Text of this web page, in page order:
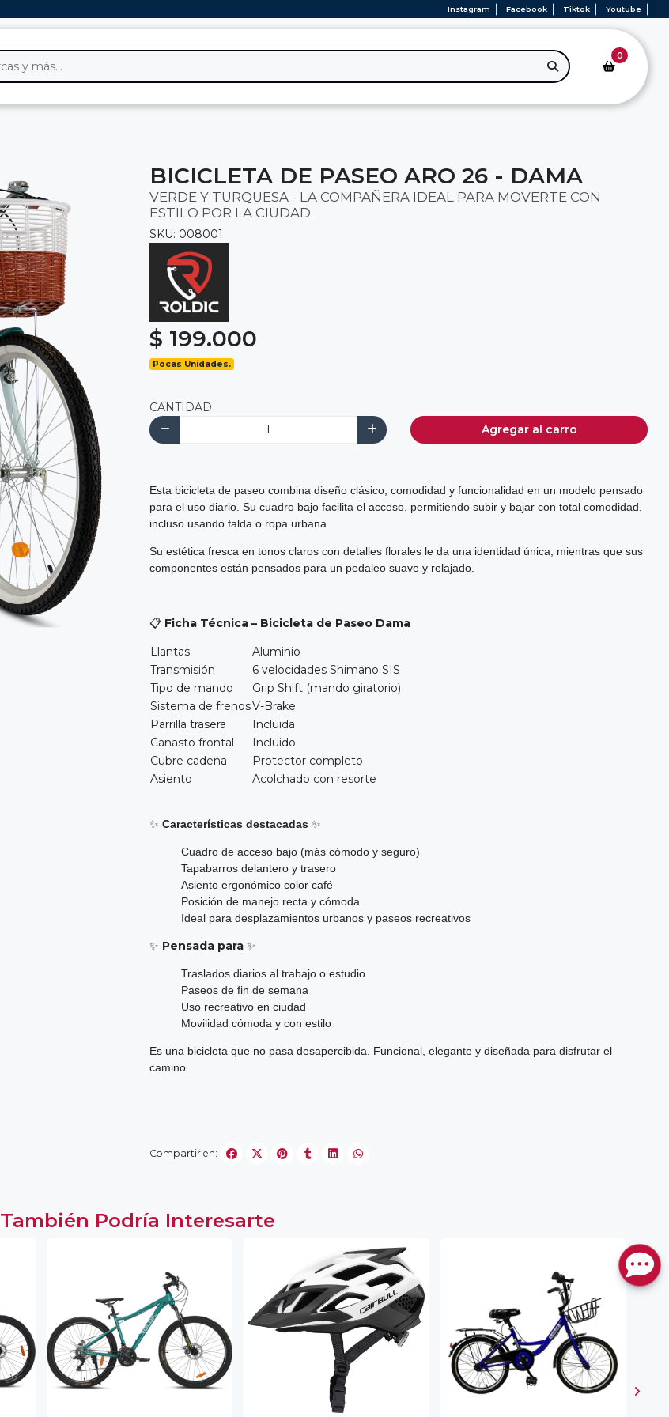
Instagram Facebook Tiktok Youtube
0
BICICLETA DE PASEO ARO 26 - DAMA
VERDE Y TURQUESA - LA COMPAÑERA IDEAL PARA MOVERTE CON
ESTILO POR LA CIUDAD.
SKU: 008001
$ 199.000
Pocas Unidades.
CANTIDAD
Agregar al carro
Esta bicicleta de paseo combina diseño clásico, comodidad y funcionalidad en un modelo pensado
para el uso diario. Su cuadro bajo facilita el acceso, permitiendo subir y bajar con total comodidad,
incluso usando falda o ropa urbana.
Su estética fresca en tonos claros con detalles florales le da una identidad única, mientras que sus
componentes están pensados para un pedaleo suave y relajado.
📋 Ficha Técnica – Bicicleta de Paseo Dama
Llantas
Aluminio
Transmisión
6 velocidades Shimano SIS
Tipo de mando
Grip Shift (mando giratorio)
Sistema de frenosV-Brake
Parrilla trasera
Incluida
Canasto frontal
Incluido
Cubre cadena
Protector completo
Asiento
Acolchado con resorte
✨ Características destacadas ✨
Cuadro de acceso bajo (más cómodo y seguro)
Tapabarros delantero y trasero
Asiento ergonómico color café
Posición de manejo recta y cómoda
Ideal para desplazamientos urbanos y paseos recreativos
✨ Pensada para ✨
Traslados diarios al trabajo o estudio
Paseos de fin de semana
Uso recreativo en ciudad
Movilidad cómoda y con estilo
Es una bicicleta que no pasa desapercibida. Funcional, elegante y diseñada para disfrutar el
camino.
Compartir en:
También Podría Interesarte